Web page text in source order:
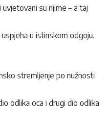
su njime – a taj
u istinskom odgoju.
stremljenje po nužnosti
odlika oca i drugi dio odlika